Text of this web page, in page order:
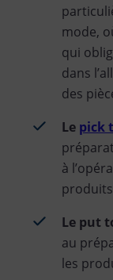
mode,
qui
dans
des
Le pick
à
Le put
au
les